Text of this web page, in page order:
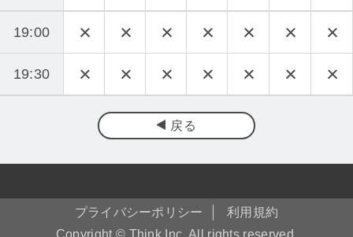
19:00
19:30
戻る
プライバシーポリシー
利用規約
Copyright © Think Inc. All rights reserved.